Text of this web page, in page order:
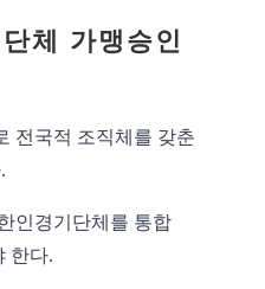
체 가맹승인
전국적 조직체를 갖춘
인경기단체를 통합
한다.